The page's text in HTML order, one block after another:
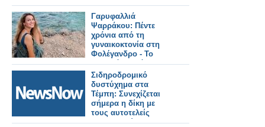
Γαρυφαλλιά
Ψαρράκου: Πέντε
χρόνια από τη
γυναικοκτονία στη
Φολέγανδρο - Το
χρονικό, η ισόβια
καταδίκη και η
συζήτηση που
συνεχίζεται
Σιδηροδρομικό
δυστύχημα στα
Τέμπη: Συνεχίζεται
σήμερα η δίκη με
τους αυτοτελείς
ισχυρισμούς των